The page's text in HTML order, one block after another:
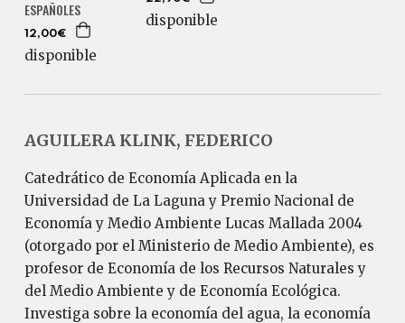
ESPAÑOLES
12,00€
disponible
disponible
AGUILERA KLINK, FEDERICO
Catedrático de Economía Aplicada en la
Universidad de La Laguna y Premio Nacional de
Economía y Medio Ambiente Lucas Mallada 2004
(otorgado por el Ministerio de Medio Ambiente), es
profesor de Economía de los Recursos Naturales y
del Medio Ambiente y de Economía Ecológica.
Investiga sobre la economía del agua, la economía